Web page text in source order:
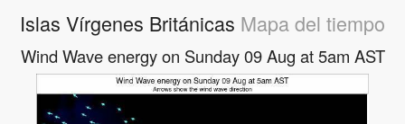
Islas Vírgenes Británicas Mapa del tiempo
Wind Wave energy on Sunday 09 Aug at 5am AST